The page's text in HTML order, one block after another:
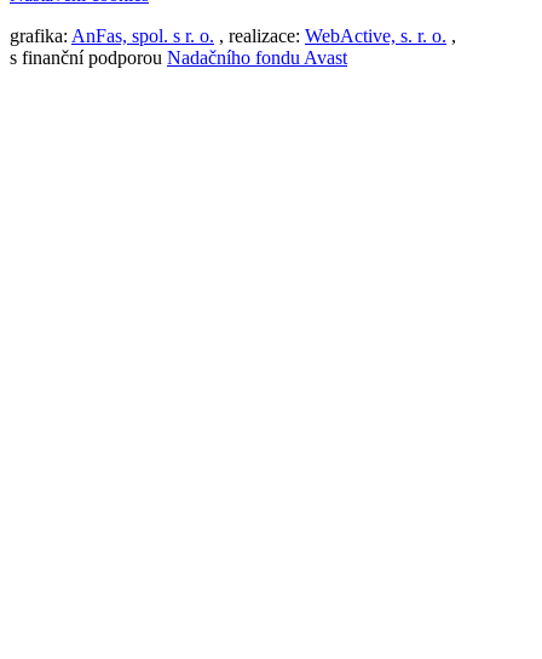
grafika: AnFas, spol. s r. o. , realizace: WebActive, s. r. o. ,
s finanční podporou Nadačního fondu Avast